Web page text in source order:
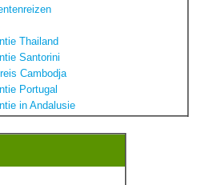
Thailand
Santorini
Cambodja
Portugal
in Andalusie